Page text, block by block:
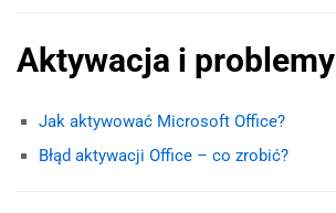
Aktywacja i problemy
Jak aktywować Microsoft Office?
Błąd aktywacji Office – co zrobić?